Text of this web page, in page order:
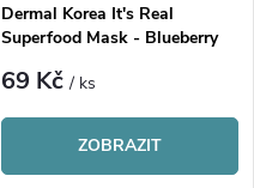
Dermal Korea It's Real
Superfood Mask - Blueberry
69 Kč/ ks
ZOBRAZIT